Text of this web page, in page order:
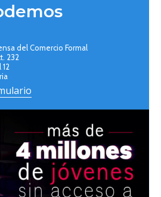
del Comercio Formal
232
12